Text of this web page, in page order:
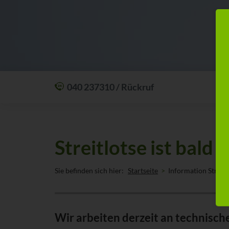
040 237310 / Rückruf
anrufen:Rückrufservice
Streitlotse ist bald
Sie befinden sich hier: Startseite Information
Wir arbeiten derzeit an